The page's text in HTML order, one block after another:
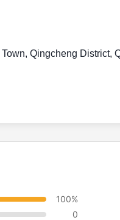
Qingcheng District,
100%
0